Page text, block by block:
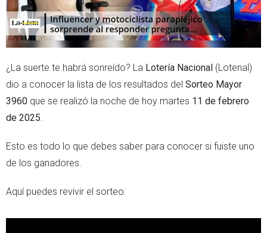
¿La suerte te habrá sonreído? La Lotería Nacional (Lotenal)
dio a conocer la lista de los resultados del Sorteo Mayor
3960 que se realizó la noche de hoy martes 11 de febrero
de 2025.
Esto es todo lo que debes saber para conocer si fuiste uno
de los ganadores.
Aquí puedes revivir el sorteo: